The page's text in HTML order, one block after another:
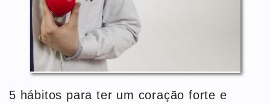
5 hábitos para ter um coração forte e